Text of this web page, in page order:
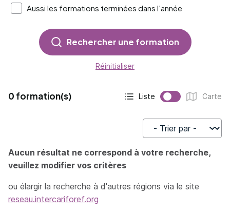
Aussi les formations terminées dans l'année
Rechercher une formation
Réinitialiser
0 formation(s)
Affichage actif :
Liste
Affichage :
Carte
Trier par
Aucun résultat ne correspond à votre recherche,
veuillez modifier vos critères
ou élargir la recherche à d'autres régions via le site
reseau.intercariforef.org